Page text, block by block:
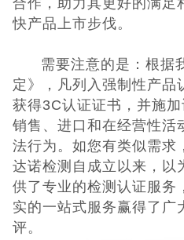
UKCA认证
欧盟CE认证
CE认证常见问
题
3C认证
CQC认证
十环能效认证
合作，助力其更好的满足
快产品上市步伐。
需要注意的是：根据
定》，凡列入强制性产品
获得3C认证证书，并施
销售、进口和在经营性活
法行为。如您有类似需求
达诺检测自成立以来，以
供了专业的检测认证服务
实的一站式服务赢得了广
评。